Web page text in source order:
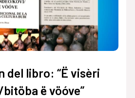
“Ë visèri
ë vöóve”